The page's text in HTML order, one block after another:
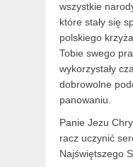
wszystkie
które stały się
polskiego
Tobie swego
wykorzystały
dobrowolne
panowaniu.
Panie Jezu
racz uczynić
Najświętszego